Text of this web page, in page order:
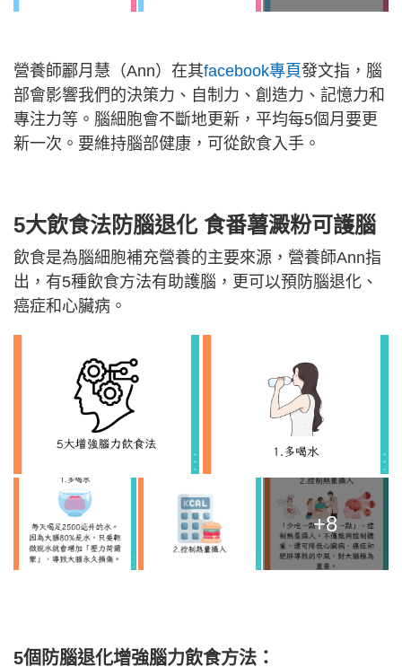
營養師酈月慧（Ann）在其facebook專頁發文指，腦
部會影響我們的決策力、自制力、創造力、記憶力和
專注力等。腦細胞會不斷地更新，平均每5個月要更
新一次。要維持腦部健康，可從飲食入手。
5大飲食法防腦退化 食番薯澱粉可護腦
飲食是為腦細胞補充營養的主要來源，營養師Ann指
出，有5種飲食方法有助護腦，更可以預防腦退化、
癌症和心臟病。
+8
5個防腦退化增強腦力飲食方法：